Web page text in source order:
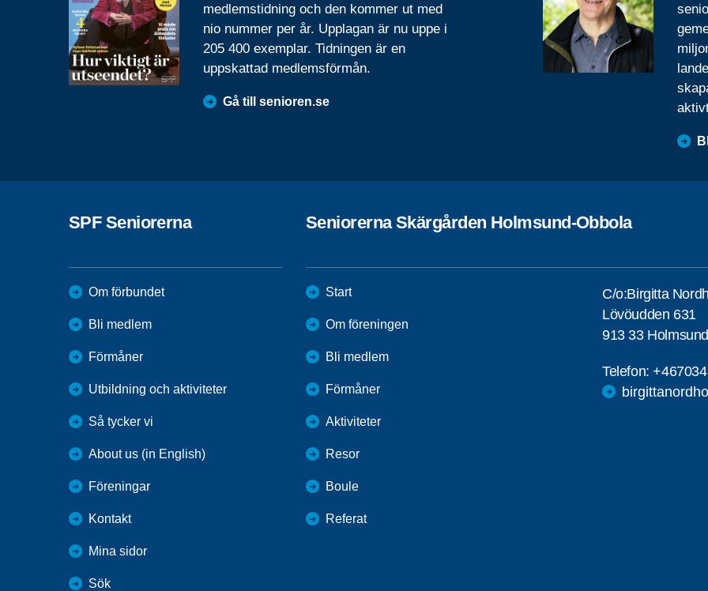
medlemstidning och den kommer ut med
nio nummer per år. Upplagan är nu uppe i
205 400 exemplar. Tidningen är en
uppskattad medlemsförmån.
Gå till senioren.se
SPF Seniorerna
Om förbundet
Bli medlem
Förmåner
Utbildning och aktiviteter
Så tycker vi
About us (in English)
Föreningar
Kontakt
Mina sidor
Sök
Seniorerna Skärgården Holmsund-Obbola
Start
Om föreningen
Bli medlem
Förmåner
Aktiviteter
Resor
Boule
Referat
C/o:Birgitta
Lövöudden 631
913 33 Holmsund
Telefon: